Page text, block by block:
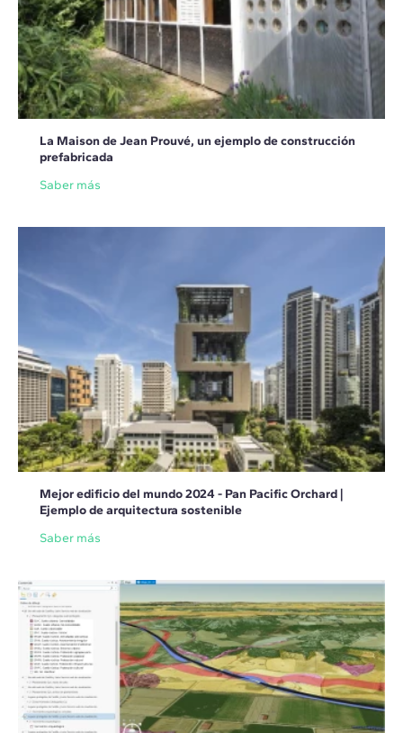
La Maison de Jean Prouvé, un ejemplo de construcción
prefabricada
Saber más
Mejor edificio del mundo 2024 - Pan Pacific Orchard |
Ejemplo de arquitectura sostenible
Saber más